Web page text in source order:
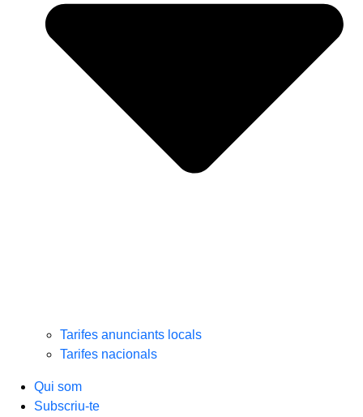
Tarifes anunciants locals
Tarifes nacionals
Qui som
Subscriu-te